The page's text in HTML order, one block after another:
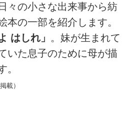
々の小さな出来事から紡
本の一部を紹介します。
はしれ」 。妹が生まれて
いた息子のために母が描
。
載）